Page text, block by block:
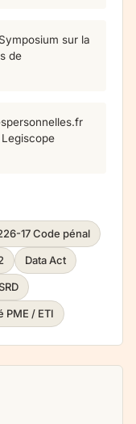
sur la
de
Legiscope
17 Code pénal
Data Act
PME / ETI